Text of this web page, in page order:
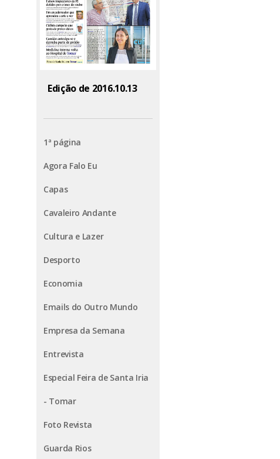
Edição de 2016.10.13
1ª página
Agora Falo Eu
Capas
Cavaleiro Andante
Cultura e Lazer
Desporto
Economia
Emails do Outro Mundo
Empresa da Semana
Entrevista
Especial Feira de Santa Iria
- Tomar
Foto Revista
Guarda Rios